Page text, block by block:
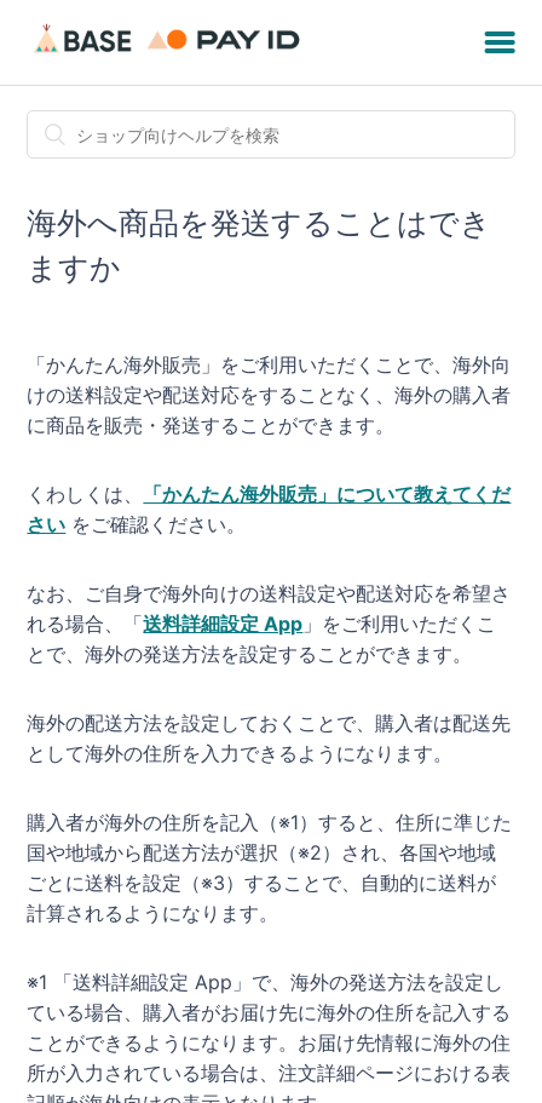
海外へ商品を発送することはでき
ますか
「かんたん海外販売」をご利用いただくことで、海外向
けの送料設定や配送対応をすることなく、海外の購入者
に商品を販売・発送することができます。
くわしくは、
「かんたん海外販売」について教えてくだ
さい をご確認ください。
なお、ご自身で海外向けの送料設定や配送対応を希望さ
れる場合、「送料詳細設定 App 」をご利用いただくこ
とで、海外の発送方法を設定することができます。
海外の配送方法を設定しておくことで、購入者は配送先
として海外の住所を入力できるようになります。
購入者が海外の住所を記入（※1）すると、住所に準じた
国や地域から配送方法が選択（※2）され、各国や地域
ごとに送料を設定（※3）することで、自動的に送料が
計算されるようになります。
※1 「送料詳細設定 App」で、海外の発送方法を設定し
ている場合、購入者がお届け先に海外の住所を記入する
ことができるようになります。お届け先情報に海外の住
所が入力されている場合は、注文詳細ページにおける表